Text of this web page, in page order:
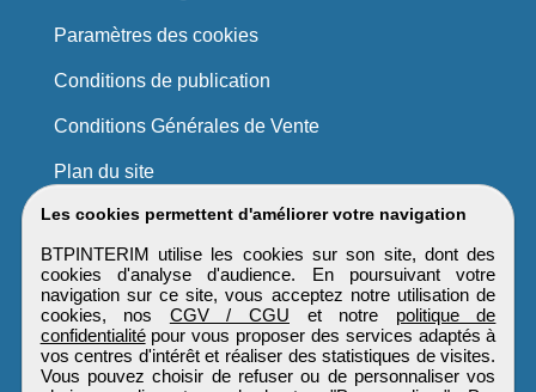
Les cookies permettent d'améliorer votre navigation
BTPINTERIM utilise les cookies sur son site, dont des
cookies d'analyse d'audience. En poursuivant votre
navigation sur ce site, vous acceptez notre utilisation de
cookies, nos CGV / CGU et notre politique de
confidentialitépour vous proposer des services adaptés à
vos centres d'intérêt et réaliser des statistiques de visites.
Vous pouvez choisir de refuser ou de personnaliser vos
Paramètres des cookies
Conditions de publication
Conditions Générales de Vente
Plan du site